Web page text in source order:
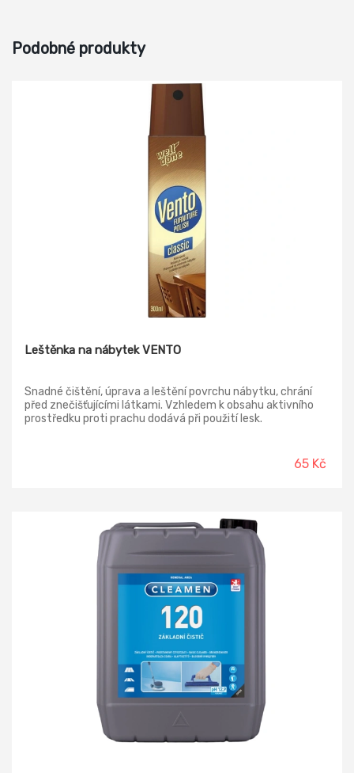
Podobné produkty
Leštěnka na nábytek VENTO
Snadné čištění, úprava a leštění povrchu nábytku, chrání
před znečišťujícími látkami. Vzhledem k obsahu aktivního
prostředku proti prachu dodává při použití lesk.
65 Kč